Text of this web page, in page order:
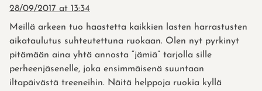
28/09/2017 at 13:34
Meillä arkeen tuo haastetta kaikkien lasten harrastusten
aikataulutus suhteutettuna ruokaan. Olen nyt pyrkinyt
pitämään aina yhtä annosta “jämiä” tarjolla sille
perheenjäsenelle, joka ensimmäisenä suuntaan
iltapäivästä treeneihin. Näitä helppoja ruokia kyllä